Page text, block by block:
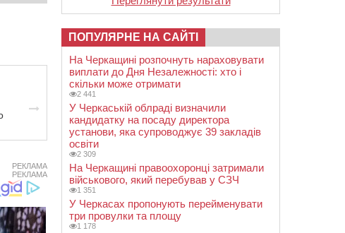
РЕКЛАМА
РЕКЛАМА
ПОПУЛЯРНЕ НА САЙТІ
На Черкащині розпочнуть нараховувати
виплати до Дня Незалежності: хто і
скільки може отримати
2 441
У Черкаській облраді визначили
кандидатку на посаду директора
установи, яка супроводжує 39 закладів
освіти
2 309
На Черкащині правоохоронці затримали
військового, який перебував у СЗЧ
1 351
У Черкасах пропонують перейменувати
три провулки та площу
1 178